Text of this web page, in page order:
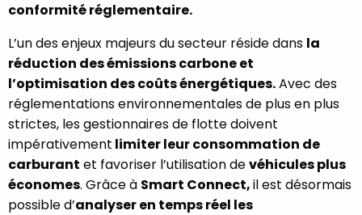
conformité réglementaire.
L’un des enjeux majeurs du secteur réside dans la
réduction des émissions carbone et
l’optimisation des coûts énergétiques.Avec des
réglementations environnementales de plus en plus
strictes, les gestionnaires de flotte doivent
impérativement limiter leur consommation de
carburant et favoriser l’utilisation devéhicules plus
économes. Grâce à Smart Connect,il est désormais
possible d’analyser en temps réel les